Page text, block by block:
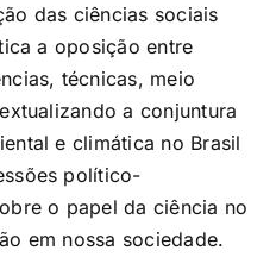
das ciências sociais
a oposição entre
técnicas, meio
a conjuntura
e climática no Brasil
político-
o papel da ciência no
em nossa sociedade.